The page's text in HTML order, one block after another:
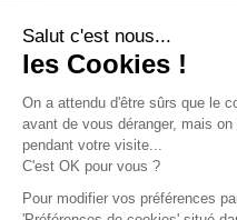
Salut c'est nous...
les Cookies !
On a attendu d'être sûrs que le
avant de vous déranger, mais
pendant votre visite...
C'est OK pour vous ?
Pour modifier vos préférences